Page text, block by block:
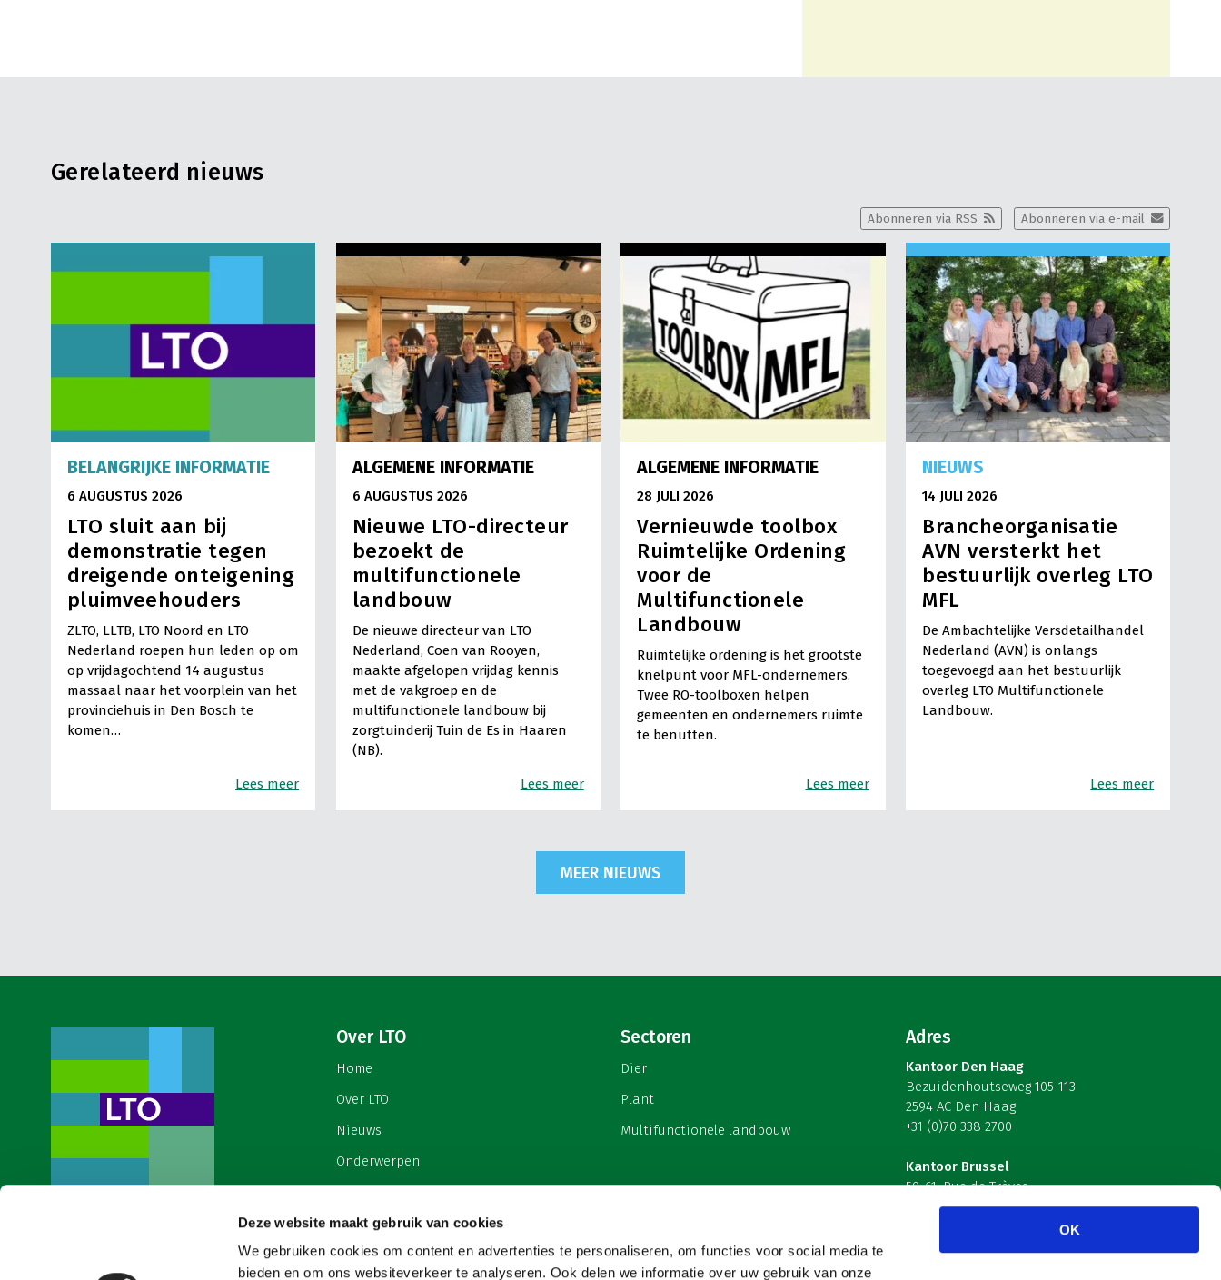
Deze website maakt gebruik van cookies
We gebruiken cookies om content en advertenties te personaliseren, om functies voor social media te
bieden en om ons websiteverkeer te analyseren. Ook delen we informatie over uw gebruik van onze
OK
Gerelateerd nieuws
Abonneren via e-mail
Abonneren via RSS
BELANGRIJKE INFORMATIE
6 AUGUSTUS 2026
LTO sluit aan bij
demonstratie tegen
dreigende onteigening
pluimveehouders
ZLTO, LLTB, LTO Noord en LTO
Nederland roepen hun leden op om
op vrijdagochtend 14 augustus
massaal naar het voorplein van het
provinciehuis in Den Bosch te
komen…
Lees meer
ALGEMENE INFORMATIE
6 AUGUSTUS 2026
Nieuwe LTO-directeur
bezoekt de
multifunctionele
landbouw
De nieuwe directeur van LTO
Nederland, Coen van Rooyen,
maakte afgelopen vrijdag kennis
met de vakgroep en de
multifunctionele landbouw bij
zorgtuinderij Tuin de Es in Haaren
(NB).
Lees meer
ALGEMENE INFORMATIE
28 JULI 2026
Vernieuwde toolbox
Ruimtelijke Ordening
voor de
Multifunctionele
Landbouw
Ruimtelijke ordening is het grootste
knelpunt voor MFL-ondernemers.
Twee RO-toolboxen helpen
gemeenten en ondernemers ruimte
te benutten.
Lees meer
NIEUWS
14 JULI 2026
Brancheorganisatie
AVN versterkt het
bestuurlijk overleg LTO
MFL
De Ambachtelijke Versdetailhandel
Nederland (AVN) is onlangs
toegevoegd aan het bestuurlijk
overleg LTO Multifunctionele
Landbouw.
Lees meer
MEER NIEUWS
werkgeversorganisatie met meerwaarde,
voor een sector met meerwaarde. Dat is
Over LTO
Home
Over LTO
Nieuws
Onderwerpen
Contact
Cookies & privacy
Sectoren
Dier
Plant
Multifunctionele landbouw
Adres
Kantoor Den Haag
Bezuidenhoutseweg 105-113
2594 AC Den Haag
+31 (0)70 338 2700
Kantoor Brussel
59-61, Rue de Trèves
B-1040 Brussel – België
Volg ons